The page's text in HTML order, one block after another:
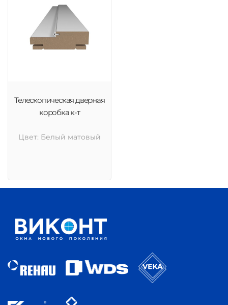
Телескопическая дверная
коробка к-т
Цвет: Белый матовый